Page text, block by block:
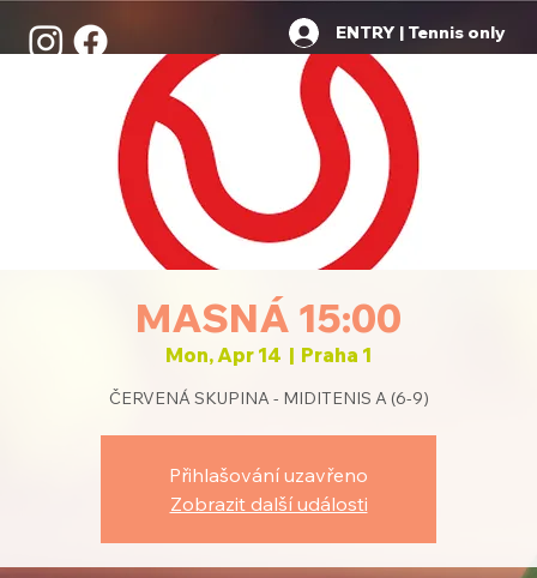
ENTRY | Tennis only
MASNÁ 15:00
Mon, Apr 14
  |
Praha 1
ČERVENÁ SKUPINA - MIDITENIS A (6-9)
Přihlašování uzavřeno
Zobrazit další události